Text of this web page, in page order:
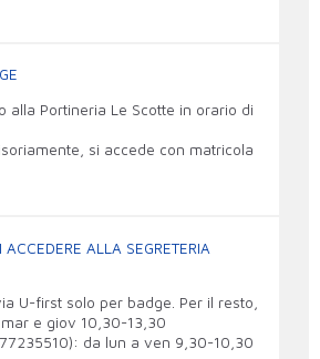
alla Portineria Le Scotte in orario di
si accede con matricola
ALLA SEGRETERIA
U-first solo per badge. Per il resto,
e giov 10,30-13,30
da lun a ven 9,30-10,30